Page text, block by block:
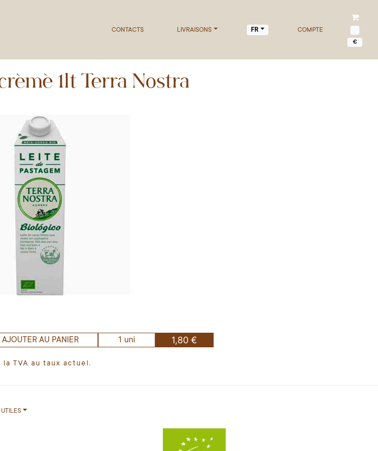
CONTACTS LIVRAISONS FR COMPTE
€
1lt Terra Nostra
AJOUTER AU PANIER 1 uni 1,80 €
TVA au taux actuel.
UTILES